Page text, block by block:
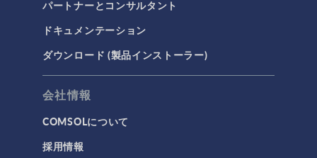
パートナーとコンサルタント
ドキュメンテーション
ダウンロード (製品インストーラー)
会社情報
COMSOLについて
採用情報